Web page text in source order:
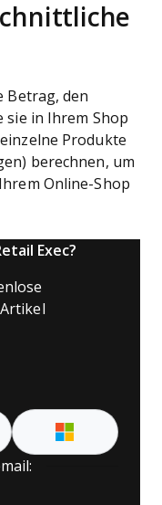
Betrag, den
sie in Ihrem Shop
Produkte
berechnen, um
Online-Shop
Exec?